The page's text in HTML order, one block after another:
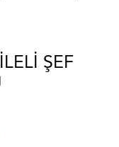
ŞEF